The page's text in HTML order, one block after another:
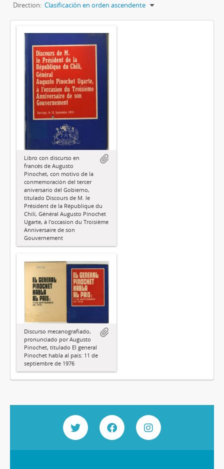
Direction: Clasificación en orden ascendente
Libro con discurso en
francés de Augusto
Pinochet, con motivo de la
conmemoración del tercer
aniversario del Gobierno,
titulado Discours de M. le
Président de la République du
Chilí, Général Augusto Pinochet
Ugarte, à l'occasion du Troisième
Anniversaire de son
Gouvernement
Discurso mecanografiado,
pronunciado por Augusto
Pinochet, titulado El general
Pinochet habla al país: 11 de
septiembre de 1976